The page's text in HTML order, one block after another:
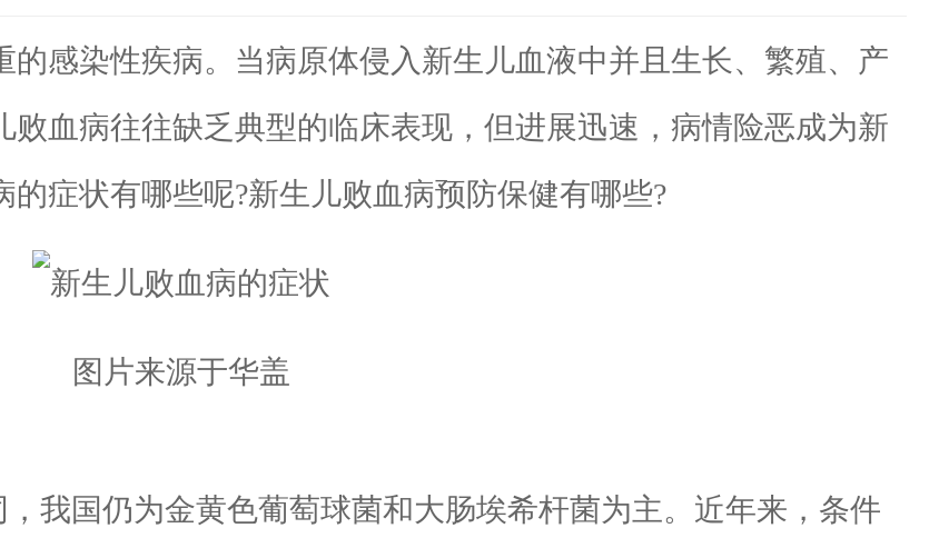
感染性疾病。当病原体侵入新生儿血液中并且生长、繁殖、产
血病往往缺乏典型的临床表现，但进展迅速，病情险恶成为新
症状有哪些呢?新生儿败血病预防保健有哪些?
图片来源于华盖
我国仍为金黄色葡萄球菌和大肠埃希杆菌为主。近年来，条件